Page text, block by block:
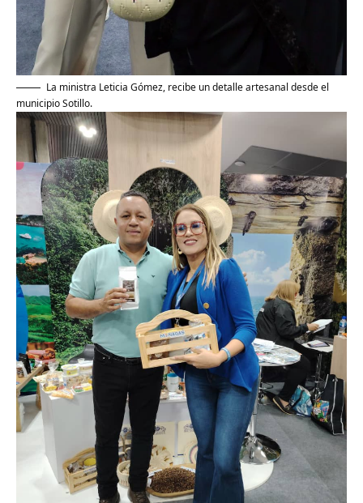
La ministra Leticia Gómez, recibe un detalle artesanal desde el
municipio Sotillo.